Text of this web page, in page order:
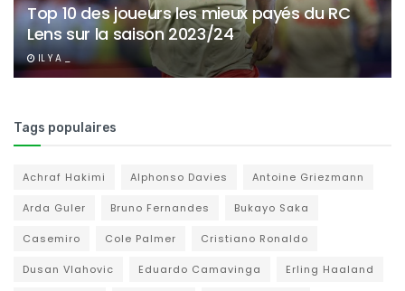
Top 10 des joueurs les mieux payés du RC
Lens sur la saison 2023/24
IL Y A _
Tags populaires
Achraf Hakimi Alphonso Davies Antoine Griezmann
Arda Guler Bruno Fernandes Bukayo Saka
Casemiro Cole Palmer Cristiano Ronaldo
Dusan Vlahovic Eduardo Camavinga Erling Haaland